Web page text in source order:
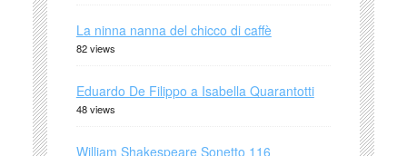
La ninna nanna del chicco di caffè
82 views
Eduardo De Filippo a Isabella Quarantotti
48 views
William Shakespeare Sonetto 116